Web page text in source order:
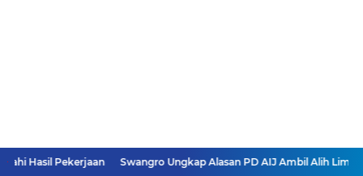
Swangro Ungkap Alasan PD AIJ Ambil Alih Lima Rumah di